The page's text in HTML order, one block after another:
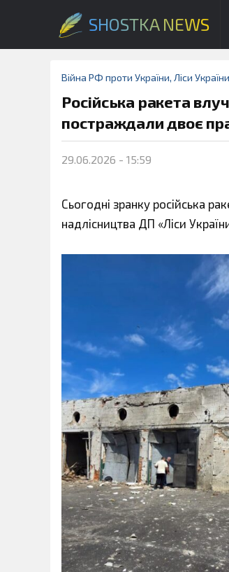
SHOSTKA NEWS
Війна РФ проти України, Ліси України
Російська ракета
постраждали двоє
29.06.2026 - 15:59
Сьогодні зранку російська
надлісництва ДП «Ліси